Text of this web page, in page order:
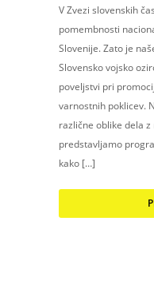
V Zvezi slovenskih
pomembnosti
Slovenije. Zato je
Slovensko vojsko
poveljstvi pri
varnostnih poklicev.
različne oblike dela
predstavljamo
kako […]